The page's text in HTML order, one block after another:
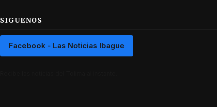
SIGUENOS
Facebook - Las Noticias Ibague